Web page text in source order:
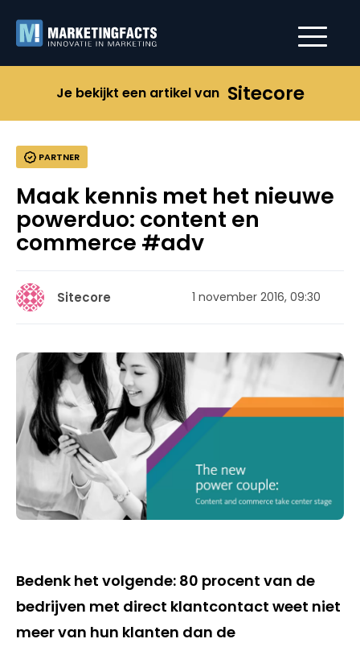
Je bekijkt een artikel van Sitecore
PARTNER
Maak kennis met het nieuwe
powerduo: content en
commerce #adv
Sitecore 1 november 2016, 09:30
Bedenk het volgende: 80 procent van de
bedrijven met direct klantcontact weet niet
meer van hun klanten dan de